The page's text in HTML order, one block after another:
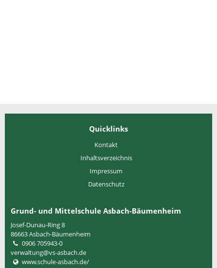
Quicklinks
Kontakt
Inhaltsverzeichnis
Impressum
Datenschutz
Grund- und Mittelschule Asbach-Bäumenheim
Josef-Dunau-Ring 8
86663Asbach-Bäumenheim
0906 705943-0
verwaltung@vs-asbach.de
www.schule-asbach.de/